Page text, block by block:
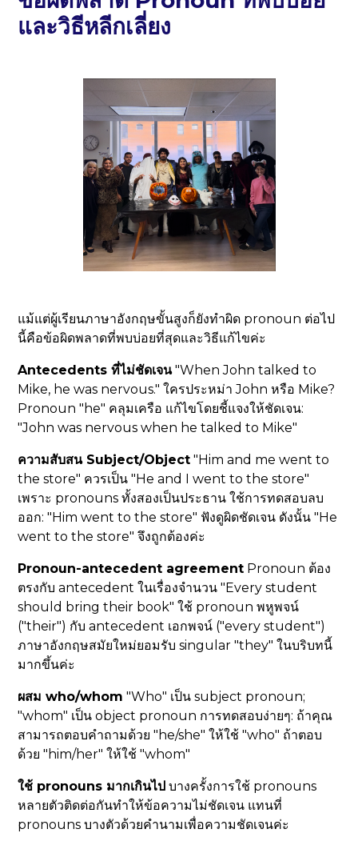
และวิธีหลีกเลี่ยง
แม้แต่ผู้เรียนภาษาอังกฤษขั้นสูงก็ยังทำผิด pronoun ต่อไป
นี้คือข้อผิดพลาดที่พบบ่อยที่สุดและวิธีแก้ไขค่ะ
Antecedents ที่ไม่ชัดเจน"When John talked to
Mike, he was nervous." ใครประหม่า John หรือ Mike?
Pronoun "he" คลุมเครือ แก้ไขโดยชี้แจงให้ชัดเจน:
"John was nervous when he talked to Mike"
ความสับสน Subject/Object "Him and me went to
the store" ควรเป็น "He and I went to the store"
เพราะ pronouns ทั้งสองเป็นประธาน ใช้การทดสอบลบ
ออก: "Him went to the store" ฟังดูผิดชัดเจน ดังนั้น "He
went to the store" จึงถูกต้องค่ะ
Pronoun-antecedent agreement Pronoun ต้อง
ตรงกับ antecedent ในเรื่องจำนวน "Every student
should bring their book" ใช้ pronoun พหูพจน์
("their") กับ antecedent เอกพจน์ ("every student")
ภาษาอังกฤษสมัยใหม่ยอมรับ singular "they" ในบริบทนี้
มากขึ้นค่ะ
ผสม who/whom "Who" เป็น subject pronoun;
"whom" เป็น object pronoun การทดสอบง่ายๆ: ถ้าคุณ
สามารถตอบคำถามด้วย "he/she" ให้ใช้ "who" ถ้าตอบ
ด้วย "him/her" ให้ใช้ "whom"
ใช้ pronouns มากเกินไป บางครั้งการใช้ pronouns
หลายตัวติดต่อกันทำให้ข้อความไม่ชัดเจน แทนที่
pronouns บางตัวด้วยคำนามเพื่อความชัดเจนค่ะ